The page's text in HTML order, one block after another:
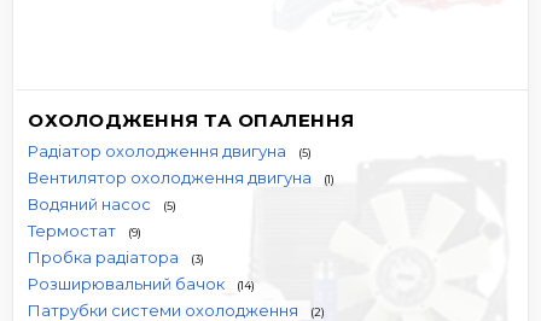
ОХОЛОДЖЕННЯ ТА ОПАЛЕННЯ
Радіатор охолодження двигуна (5)
Вентилятор охолодження двигуна (1)
Водяний насос (5)
Термостат (9)
Пробка радіатора (3)
Розширювальний бачок (14)
Патрубки системи охолодження (2)